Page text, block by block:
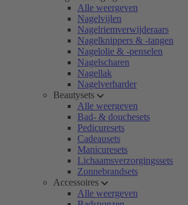
Alle weergeven
Nagelvijlen
Nagelriemverwijderaars
Nagelknippers & -tangen
Nagelolie & -penselen
Nagelscharen
Nagellak
Nagelverharder
Beautysets
Alle weergeven
Bad- & douchesets
Pedicuresets
Cadeausets
Manicuresets
Lichaamsverzorgingssets
Zonnebrandsets
Accessoires
Alle weergeven